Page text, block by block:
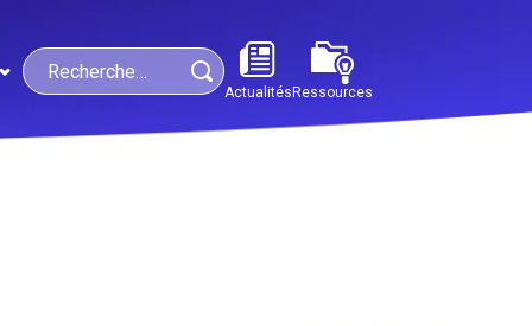
Search
Actualités Ressources